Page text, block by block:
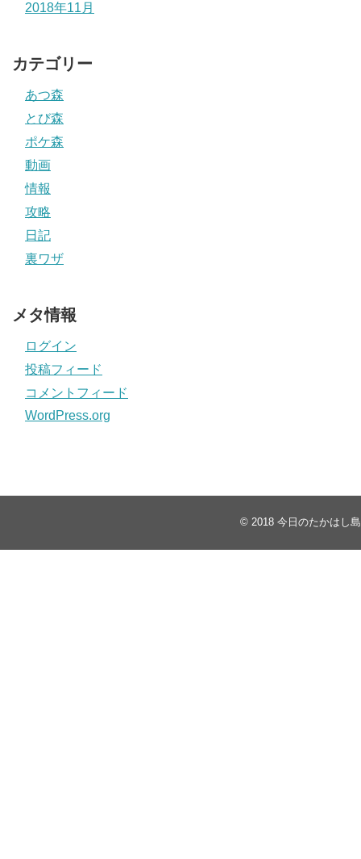
2018年11月
カテゴリー
あつ森
とび森
ポケ森
動画
情報
攻略
日記
裏ワザ
メタ情報
ログイン
投稿フィード
コメントフィード
WordPress.org
© 2018 今日のたかはし島